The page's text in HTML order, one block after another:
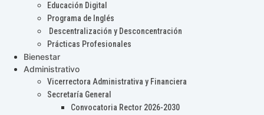
Educación Digital
Programa de Inglés
Descentralización y Desconcentración
Prácticas Profesionales
Bienestar
Administrativo
Vicerrectora Administrativa y Financiera
Secretaría General
Convocatoria Rector 2026-2030